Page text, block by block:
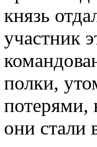
князь
участник
полки,
потерями,
они стали